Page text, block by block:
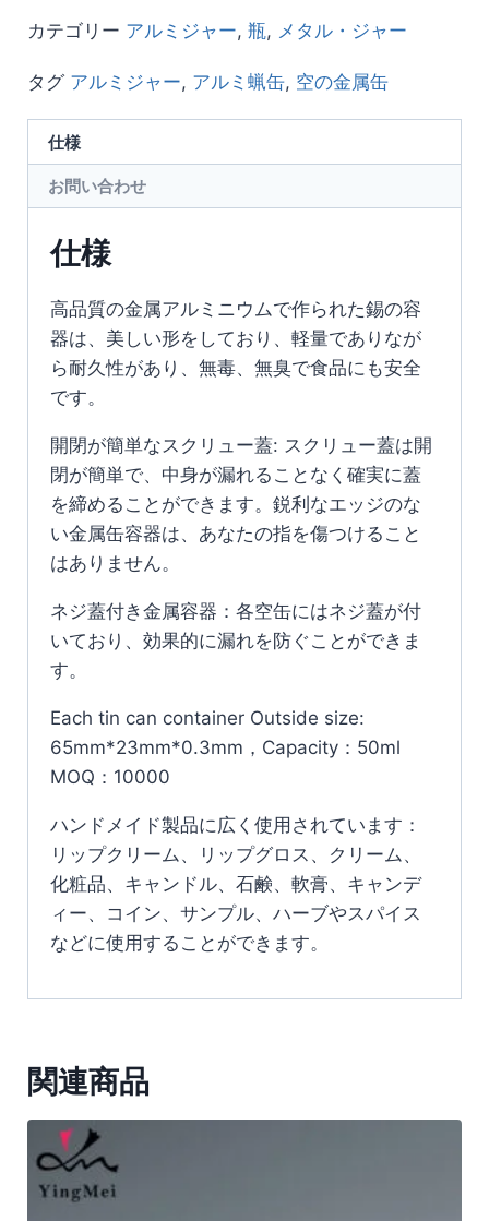
カテゴリー アルミジャー, 瓶, メタル・ジャー
タグ アルミジャー, アルミ蝋缶, 空の金属缶
仕様
お問い合わせ
仕様
高品質の金属アルミニウムで作られた錫の容
器は、美しい形をしており、軽量でありなが
ら耐久性があり、無毒、無臭で食品にも安全
です。
開閉が簡単なスクリュー蓋: スクリュー蓋は開
閉が簡単で、中身が漏れることなく確実に蓋
を締めることができます。鋭利なエッジのな
い金属缶容器は、あなたの指を傷つけること
はありません。
ネジ蓋付き金属容器：各空缶にはネジ蓋が付
いており、効果的に漏れを防ぐことができま
す。
Each tin can container Outside size:
65mm*23mm*0.3mm，Capacity：50ml
MOQ：10000
ハンドメイド製品に広く使用されています：
リップクリーム、リップグロス、クリーム、
化粧品、キャンドル、石鹸、軟膏、キャンデ
ィー、コイン、サンプル、ハーブやスパイス
などに使用することができます。
関連商品